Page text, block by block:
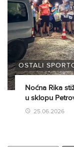
OSTALI
Noćna Rika
u sklopu
25.06.2026